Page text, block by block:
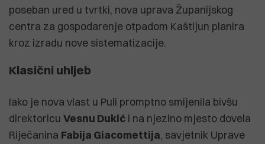
poseban ured u tvrtki, nova uprava Županijskog
centra za gospodarenje otpadom Kaštijun planira
kroz izradu nove sistematizacije.
Klasični uhljeb
Iako je nova vlast u Puli promptno smijenila bivšu
direktoricu Vesnu Dukić i na njezino mjesto dovela
Riječanina Fabija Giacomettija, savjetnik Uprave